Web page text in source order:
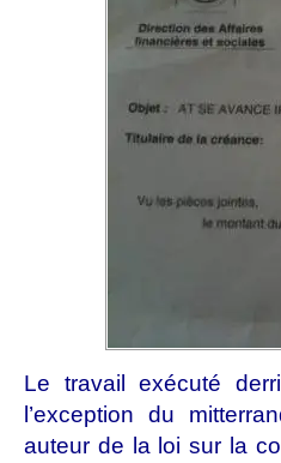
Le travail exécuté
l’exception du
auteur de la loi sur la